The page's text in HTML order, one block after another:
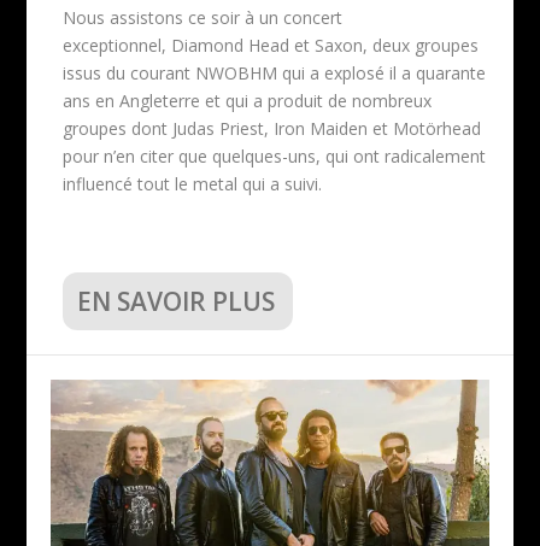
Nous assistons ce soir à un concert
exceptionnel, Diamond Head et Saxon, deux groupes
issus du courant NWOBHM qui a explosé il a quarante
ans en Angleterre et qui a produit de nombreux
groupes dont Judas Priest, Iron Maiden et Motörhead
pour n’en citer que quelques-uns, qui ont radicalement
influencé tout le metal qui a suivi.
EN SAVOIR PLUS